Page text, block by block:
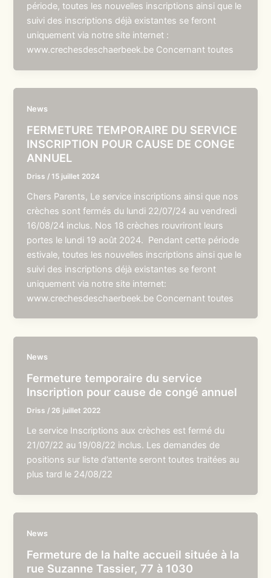
période, toutes les nouvelles inscriptions ainsi que le
suivi des inscriptions déjà existantes se feront
uniquement via notre site internet :
www.crechesdeschaerbeek.be Concernant toutes
News
FERMETURE TEMPORAIRE DU SERVICE
INSCRIPTION POUR CAUSE DE CONGE
ANNUEL
Driss /15 juillet 2024
Chers Parents, Le service inscriptions ainsi que nos
crèches sont fermés du lundi 22/07/24 au vendredi
16/08/24 inclus. Nos 18 crèches rouvriront leurs
portes le lundi 19 août 2024. Pendant cette période
estivale, toutes les nouvelles inscriptions ainsi que le
suivi des inscriptions déjà existantes se feront
uniquement via notre site internet:
www.crechesdeschaerbeek.be Concernant toutes
News
Fermeture temporaire du service
Inscription pour cause de congé annuel
Driss / 26 juillet 2022
Le service Inscriptions aux crèches est fermé du
21/07/22 au 19/08/22 inclus. Les demandes de
positions sur liste d’attente seront toutes traitées au
plus tard le 24/08/22
News
Fermeture de la halte accueil située à la
rue Suzanne Tassier, 77 à 1030